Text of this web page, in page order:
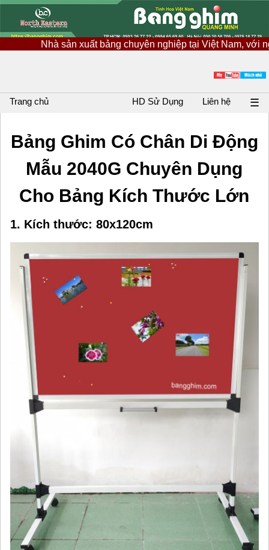
sản xuất bảng chuyên nghiệp tại Việt Nam, với nguồn
☰
Liên hệ
HD Sử Dụng
Trang chủ
Bảng Ghim Có Chân Di Động
Mẫu 2040G Chuyên Dụng
Cho Bảng Kích Thước Lớn
1. Kích thước: 80x120cm